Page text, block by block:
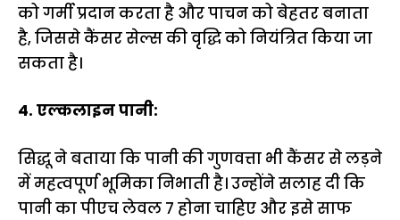
को गर्मी प्रदान करता है और पाचन को बेहतर बनाता
है, जिससे कैंसर सेल्स की वृद्धि को नियंत्रित किया जा
सकता है।
4. एल्कलाइन पानी:
सिद्धू ने बताया कि पानी की गुणवत्ता भी कैंसर से लड़ने
में महत्वपूर्ण भूमिका निभाती है। उन्होंने सलाह दी कि
पानी का पीएच लेवल 7 होना चाहिए और इसे साफ